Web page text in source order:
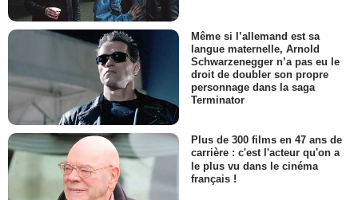
Même si l’allemand est sa
langue maternelle, Arnold
Schwarzenegger n’a pas eu le
droit de doubler son propre
personnage dans la saga
Terminator
Plus de 300 films en 47 ans de
carrière : c'est l'acteur qu'on a
le plus vu dans le cinéma
français !